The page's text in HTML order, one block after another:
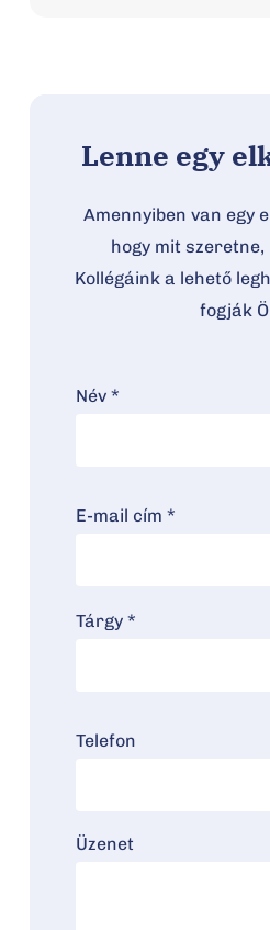
Lenne egy
Amennyiben van egy
hogy mit
Kollégáink a lehető
fogják
Név *
E-mail cím *
Tárgy *
Telefon
Üzenet